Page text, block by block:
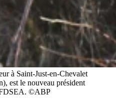
à Saint-Just-en-Chevalet
est le nouveau président
FDSEA. ©ABP